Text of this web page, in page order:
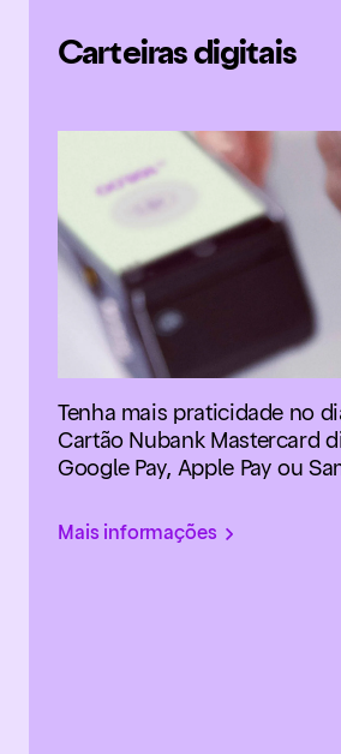
Carteiras digitais
Tenha mais praticidade no
Cartão Nubank Mastercard
Google Pay, Apple Pay ou
Mais informações